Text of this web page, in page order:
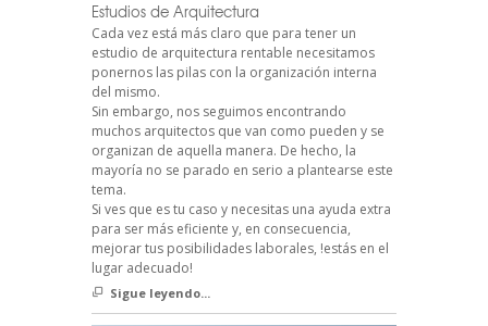
Estudios de Arquitectura
Cada vez está más claro que para tener un
estudio de arquitectura rentable necesitamos
ponernos las pilas con la organización interna
del mismo.
Sin embargo, nos seguimos encontrando
muchos arquitectos que van como pueden y se
organizan de aquella manera. De hecho, la
mayoría no se parado en serio a plantearse este
tema.
Si ves que es tu caso y necesitas una ayuda extra
para ser más eficiente y, en consecuencia,
mejorar tus posibilidades laborales, !estás en el
lugar adecuado!
Sigue leyendo...